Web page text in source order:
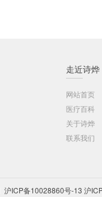
走近诗烨
网站首页
医疗百科
关于诗烨
联系我们
沪ICP备10028860号-13 沪